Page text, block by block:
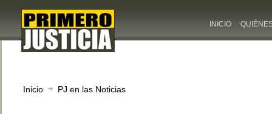
INICIO
Inicio PJ en las Noticias